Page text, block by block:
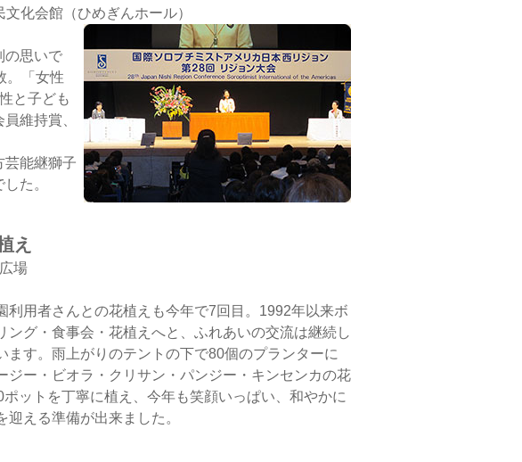
化会館（ひめぎんホール）
の思いで
。「女性
と子ども
維持賞、
能継獅子
た。
え
場
用者さんとの花植えも今年で7回目。1992年以来ボ
ング・食事会・花植えへと、ふれあいの交流は継続し
ます。雨上がりのテントの下で80個のプランターに
ジー・ビオラ・クリサン・パンジー・キンセンカの花
ポットを丁寧に植え、今年も笑顔いっぱい、和やかに
迎える準備が出来ました。